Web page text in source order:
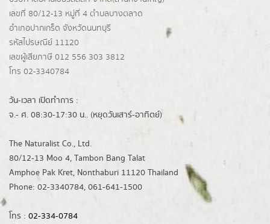
เลขที่ 80/12-13 หมู่ที่ 4 ตำบลบางตลาด
อำเภอปากเกร็ด จังหวัดนนทบุรี
รหัสไปรษณีย์ 11120
เลขผู้เสียภาษี 012 556 303 3812
โทร 02-3340784
วัน-เวลา เปิดทำการ :
จ.- ศ. 08:30-17:30 น.. (หยุดวันเสาร์-อาทิตย์)
The Naturalist Co., Ltd.
80/12-13 Moo 4, Tambon Bang Talat
Amphoe Pak Kret, Nonthaburi 11120 Thailand
Phone: 02-3340784, 061-641-1500
โทร : 02-334-0784